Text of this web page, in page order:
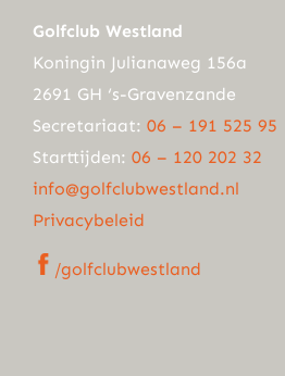
Golfclub Westland
Koningin Julianaweg 156a
2691 GH ‘s-Gravenzande
Secretariaat: 06 – 191 525 95
Starttijden: 06 – 120 202 32
info@golfclubwestland.nl
Privacybeleid
/golfclubwestland